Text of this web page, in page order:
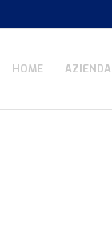
HOME AZIENDA